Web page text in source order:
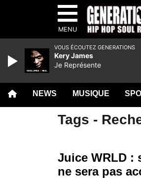
MENU
NEWS MUSIQUE
Tags -
Juice WRLD :
ne sera pas
VOUS ÉCOUTEZ GENERATIONS
Kery James
Je Représente